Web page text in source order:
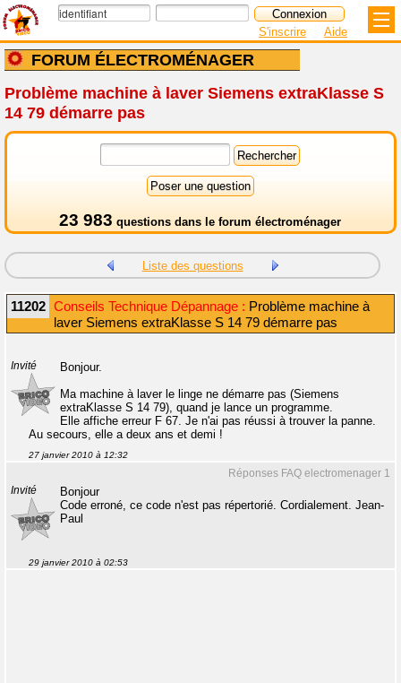
FORUM ÉLECTROMÉNAGER
S'inscrire Aide
Problème machine à laver Siemens extraKlasse S
14 79 démarre pas
23 983 questions dans le forum électroménager
Liste des questions
11202 Conseils Technique Dépannage : Problème machine à
laver Siemens extraKlasse S 14 79 démarre pas
Invité
Bonjour.
Ma machine à laver le linge ne démarre pas (Siemens
extraKlasse S 14 79), quand je lance un programme.
Elle affiche erreur F 67. Je n'ai pas réussi à trouver la panne.
Au secours, elle a deux ans et demi !
27 janvier 2010 à 12:32
Réponses FAQ electromenager 1
Invité
Bonjour
Code erroné, ce code n'est pas répertorié. Cordialement. Jean-
Paul
29 janvier 2010 à 02:53